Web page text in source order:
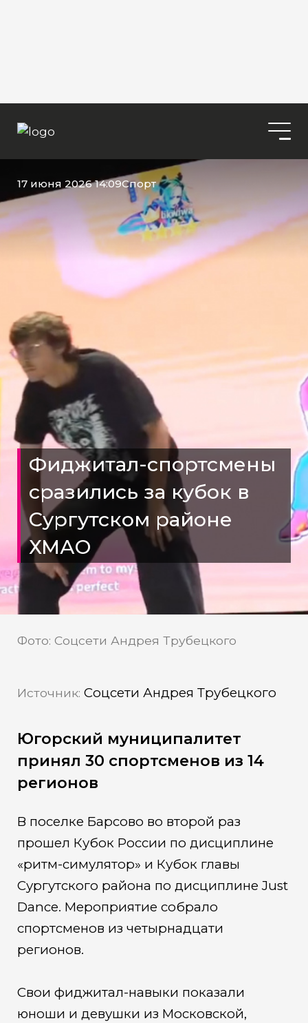
17 июня 2026 14:09Спорт
Фиджитал-спортсмены
сразились за кубок в
Сургутском районе
ХМАО
Фото: Соцсети Андрея Трубецкого
Источник: Соцсети Андрея Трубецкого
Югорский муниципалитет
принял 30 спортсменов из 14
регионов
В поселке Барсово во второй раз
прошел Кубок России по дисциплине
«ритм-симулятор» и Кубок главы
Сургутского района по дисциплине Just
Dance. Мероприятие собрало
спортсменов из четырнадцати
регионов.
Свои фиджитал-навыки показали
юноши и девушки из Московской,